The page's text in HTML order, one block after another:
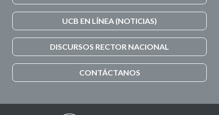
UCB EN LÍNEA (NOTICIAS)
DISCURSOS RECTOR NACIONAL
CONTÁCTANOS